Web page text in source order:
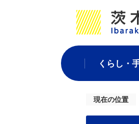
くらし・
現在の位置